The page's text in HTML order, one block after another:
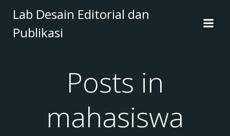
to
Lab Desain Editorial dan
Publikasi
Posts in
mahasiswa